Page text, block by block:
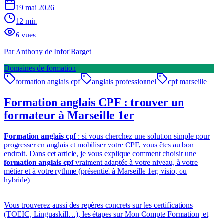
19 mai 2026
12 min
6 vues
ParAnthony de Infor'Barget
Domaines de formation
formation anglais cpf
anglais professionnel cpf marseille
Formation anglais CPF : trouver un
formateur à Marseille 1er
Formation anglais cpf: si vous cherchez une solution simple pour
progresser en anglais et mobiliser votre CPF, vous êtes au bon
endroit. Dans cet article, je vous explique comment choisir une
formation anglais cpfvraiment adaptée à votre niveau, à votre
métier et à votre rythme (présentiel à Marseille 1er, visio, ou
hybride).
Vous trouverez aussi des repères concrets sur les certifications
(TOEIC, Linguaskill…), les étapes sur Mon Compte Formation, et